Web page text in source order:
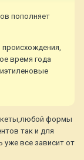
пополняет
происхождения,
время года
формы
так и для
уже все зависит от